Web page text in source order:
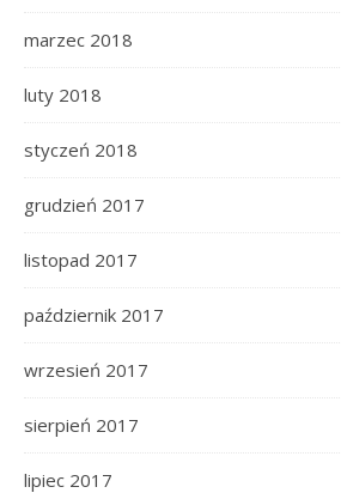
marzec 2018
luty 2018
styczeń 2018
grudzień 2017
listopad 2017
październik 2017
wrzesień 2017
sierpień 2017
lipiec 2017